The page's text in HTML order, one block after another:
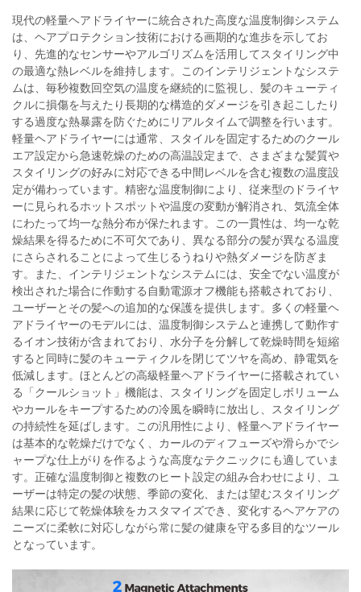
現代の軽量ヘアドライヤーに統合された高度な温度制御システム
は、ヘアプロテクション技術における画期的な進歩を示してお
り、先進的なセンサーやアルゴリズムを活用してスタイリング中
の最適な熱レベルを維持します。このインテリジェントなシステ
ムは、毎秒複数回空気の温度を継続的に監視し、髪のキューティ
クルに損傷を与えたり長期的な構造的ダメージを引き起こしたり
する過度な熱暴露を防ぐためにリアルタイムで調整を行います。
軽量ヘアドライヤーには通常、スタイルを固定するためのクール
エア設定から急速乾燥のための高温設定まで、さまざまな髪質や
スタイリングの好みに対応できる中間レベルを含む複数の温度設
定が備わっています。精密な温度制御により、従来型のドライヤ
ーに見られるホットスポットや温度の変動が解消され、気流全体
にわたって均一な熱分布が保たれます。この一貫性は、均一な乾
燥結果を得るために不可欠であり、異なる部分の髪が異なる温度
にさらされることによって生じるうねりや熱ダメージを防ぎま
す。また、インテリジェントなシステムには、安全でない温度が
検出された場合に作動する自動電源オフ機能も搭載されており、
ユーザーとその髪への追加的な保護を提供します。多くの軽量ヘ
アドライヤーのモデルには、温度制御システムと連携して動作す
るイオン技術が含まれており、水分子を分解して乾燥時間を短縮
すると同時に髪のキューティクルを閉じてツヤを高め、静電気を
低減します。ほとんどの高級軽量ヘアドライヤーに搭載されてい
る「クールショット」機能は、スタイリングを固定しボリューム
やカールをキープするための冷風を瞬時に放出し、スタイリング
の持続性を延ばします。この汎用性により、軽量ヘアドライヤー
は基本的な乾燥だけでなく、カールのディフューズや滑らかでシ
ャープな仕上がりを作るような高度なテクニックにも適していま
す。正確な温度制御と複数のヒート設定の組み合わせにより、ユ
ーザーは特定の髪の状態、季節の変化、または望むスタイリング
結果に応じて乾燥体験をカスタマイズでき、変化するヘアケアの
ニーズに柔軟に対応しながら常に髪の健康を守る多目的なツール
となっています。